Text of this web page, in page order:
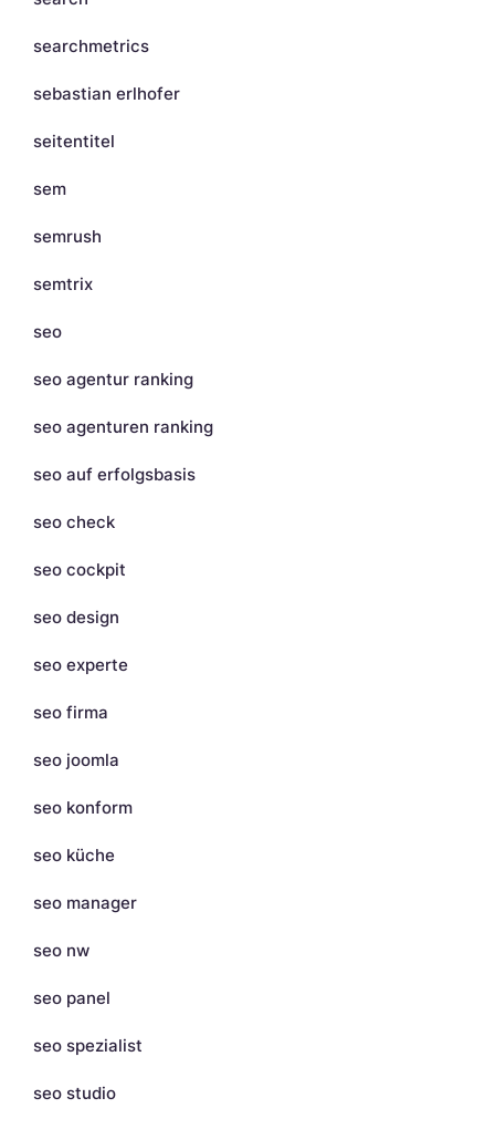
searchmetrics
sebastian erlhofer
seitentitel
sem
semrush
semtrix
seo
seo agentur ranking
seo agenturen ranking
seo auf erfolgsbasis
seo check
seo cockpit
seo design
seo experte
seo firma
seo joomla
seo konform
seo küche
seo manager
seo nw
seo panel
seo spezialist
seo studio